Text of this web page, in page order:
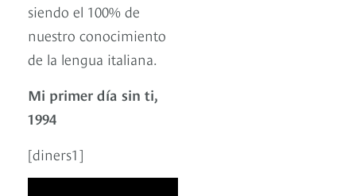
siendo el 100% de
nuestro conocimiento
de la lengua italiana.
Mi primer día sin ti,
1994
[diners1]